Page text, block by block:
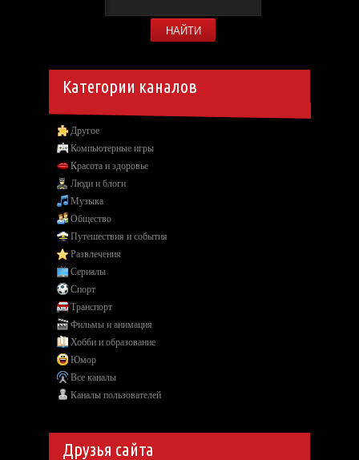
Категории каналов
Другое
Компьютерные игры
Красота и здоровье
Люди и блоги
Музыка
Общество
Путешествия и события
Развлечения
Сериалы
Спорт
Транспорт
Фильмы и анимация
Хобби и образование
Юмор
Все каналы
Каналы пользователей
Друзья сайта